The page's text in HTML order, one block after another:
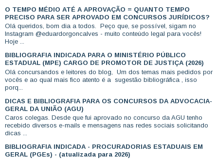
O TEMPO MÉDIO ATÉ A APROVAÇÃO = QUANTO TEMPO
PRECISO PARA SER APROVADO EM CONCURSOS JURÍDICOS?
Olá queridos, bom dia a todos. Peço que, se possível, sigam no
Instagram @eduardorgoncalves - muito conteúdo legal para vocês!
Hoje ...
BIBLIOGRAFIA INDICADA PARA O MINISTÉRIO PÚBLICO
ESTADUAL (MPE) CARGO DE PROMOTOR DE JUSTIÇA (2026)
Olá concursandos e leitores do blog, Um dos temas mais pedidos por
vocês e ao qual mais fico atento é a sugestão bibliográfica , isso
porq...
DICAS E BIBLIOGRAFIA PARA OS CONCURSOS DA ADVOCACIA-
GERAL DA UNIÃO (AGU)
Caros colegas. Desde que fui aprovado no concurso da AGU tenho
recebido diversos e-mails e mensagens nas redes sociais solicitando
dicas ...
BIBLIOGRAFIA INDICADA - PROCURADORIAS ESTADUAIS EM
GERAL (PGEs) - (atualizada para 2026)